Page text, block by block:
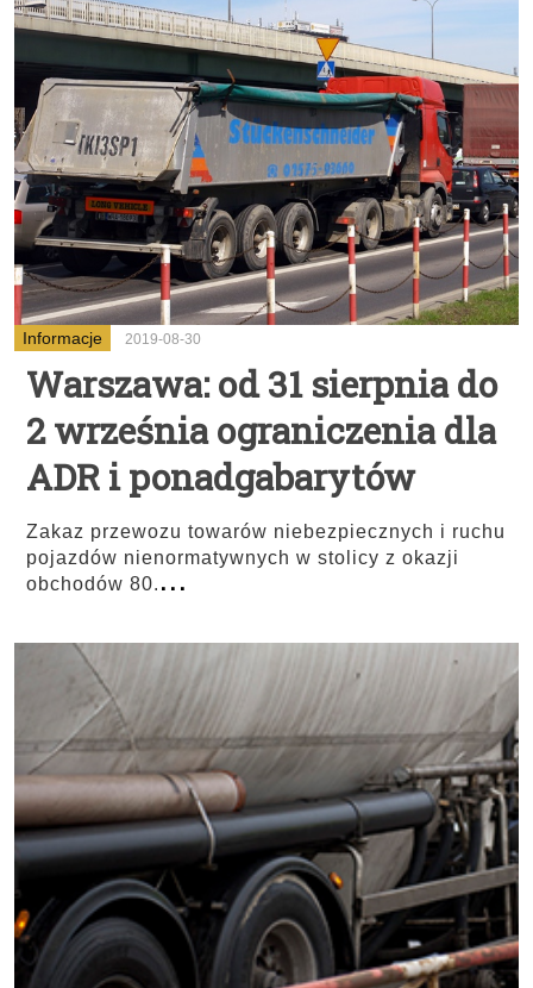
Informacje 2019-08-30
Warszawa: od 31 sierpnia do
2 września ograniczenia dla
ADR i ponadgabarytów
Zakaz przewozu towarów niebezpiecznych i ruchu
pojazdów nienormatywnych w stolicy z okazji
obchodów 80....